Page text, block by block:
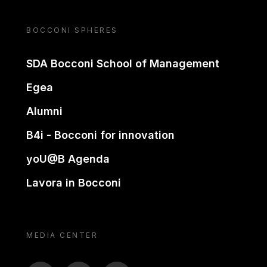
BOCCONI SPHERES
SDA Bocconi School of Management
Egea
Alumni
B4i - Bocconi for innovation
yoU@B Agenda
Lavora in Bocconi
MEDIA CENTER